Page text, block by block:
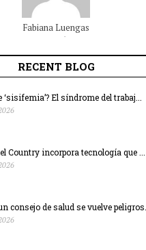
FabianaLuengas
Beltrán
RECENT BLOG
‘sisifemia’? El síndrome del trabaj...
Country incorpora tecnología que ...
consejo de salud se vuelve peligros...